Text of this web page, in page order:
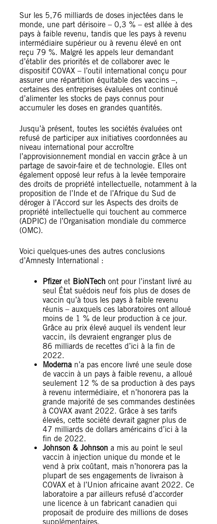
Sur les 5,76 milliards de doses injectées dans le
monde, une part dérisoire – 0,3 % – est allée à des
pays à faible revenu, tandis que les pays à revenu
intermédiaire supérieur ou à revenu élevé en ont
reçu 79 %. Malgré les appels leur demandant
d’établir des priorités et de collaborer avec le
dispositif COVAX – l’outil international conçu pour
assurer une répartition équitable des vaccins –,
certaines des entreprises évaluées ont continué
d’alimenter les stocks de pays connus pour
accumuler les doses en grandes quantités.
Jusqu’à présent, toutes les sociétés évaluées ont
refusé de participer aux initiatives coordonnées au
niveau international pour accroître
l’approvisionnement mondial en vaccin grâce à un
partage de savoir-faire et de technologie. Elles ont
également opposé leur refus à la levée temporaire
des droits de propriété intellectuelle, notamment à la
proposition de l’Inde et de l’Afrique du Sud de
déroger à l’Accord sur les Aspects des droits de
propriété intellectuelle qui touchent au commerce
(ADPIC) de l’Organisation mondiale du commerce
(OMC).
Voici quelques-unes des autres conclusions
d’Amnesty International :
Pfizeret BioNTech ont pour l’instant livré au
seul État suédois neuf fois plus de doses de
vaccin qu’à tous les pays à faible revenu
réunis – auxquels ces laboratoires ont alloué
moins de 1 % de leur production à ce jour.
Grâce au prix élevé auquel ils vendent leur
vaccin, ils devraient engranger plus de
86 milliards de recettes d’ici à la fin de
2022.
Moderna n’a pas encore livré une seule dose
de vaccin à un pays à faible revenu, a alloué
seulement 12 % de sa production à des pays
à revenu intermédiaire, et n’honorera pas la
grande majorité de ses commandes destinées
à COVAX avant 2022. Grâce à ses tarifs
élevés, cette société devrait gagner plus de
47 milliards de dollars américains d’ici à la
fin de 2022.
Johnson & Johnson a mis au point le seul
vaccin à injection unique du monde et le
vend à prix coûtant, mais n’honorera pas la
plupart de ses engagements de livraison à
COVAX et à l’Union africaine avant 2022. Ce
laboratoire a par ailleurs refusé d’accorder
une licence à un fabricant canadien qui
proposait de produire des millions de doses
supplémentaires.